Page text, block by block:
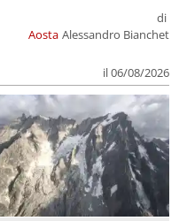
Aosta
di
Alessandro Bianchet
il 06/08/2026